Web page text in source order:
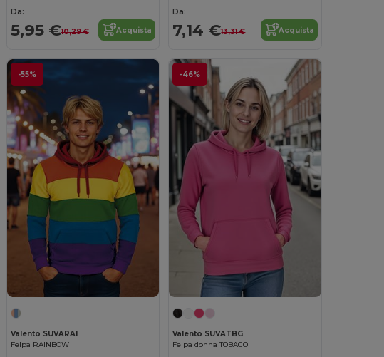
Da:
5,95 €10,29 € Acquista
Da:
7,14 €13,31 € Acquista
-55%
Valento SUVARAI
Felpa RAINBOW
-46%
Valento SUVATBG
Felpa donna TOBAGO